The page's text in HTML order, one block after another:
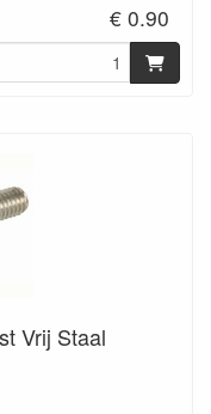
€ 0.90
Vrij Staal